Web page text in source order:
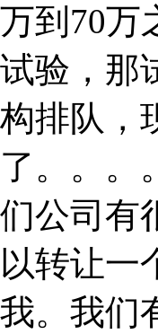
万到70万
试验，那
构排队，
了。。。
们公司有
以转让一
我。我们